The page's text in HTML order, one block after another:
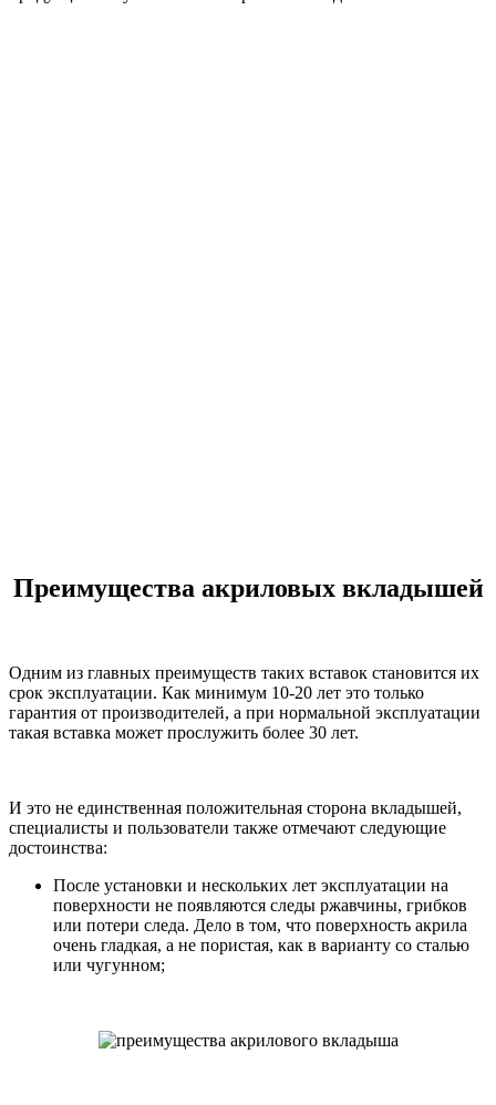
Преимущества акриловых вкладышей
Одним из главных преимуществ таких вставок становится их
срок эксплуатации. Как минимум 10-20 лет это только
гарантия от производителей, а при нормальной эксплуатации
такая вставка может прослужить более 30 лет.
И это не единственная положительная сторона вкладышей,
специалисты и пользователи также отмечают следующие
достоинства:
После установки и нескольких лет эксплуатации на
поверхности не появляются следы ржавчины, грибков
или потери следа. Дело в том, что поверхность акрила
очень гладкая, а не пористая, как в варианту со сталью
или чугунном;